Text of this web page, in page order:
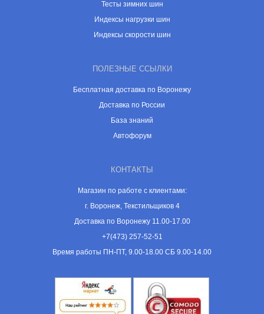
Тесты зимних шин
Индексы нагрузки шин
Индексы скорости шин
ПОЛЕЗНЫЕ ССЫЛКИ
Бесплатная доставка по Воронежу
Доставка по России
База знаний
Автофорум
КОНТАКТЫ
Магазин по работе с клиентами:
г. Воронеж, Текстильщиков 4
Доставка по Воронежу 11.00-17.00
+7(473) 257-52-51
Время работы ПН-ПТ, 9.00-18.00 СБ 9.00-14.00